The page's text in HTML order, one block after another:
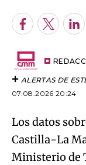
Facebook
Twitter
ALERTAS DE
07.08.2026 20:24
Los datos
Castilla-La
Ministerio de